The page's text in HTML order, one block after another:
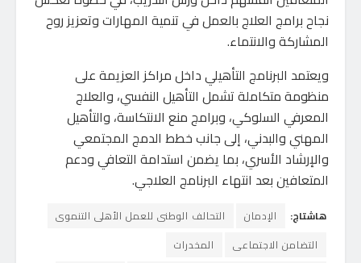
نجاح برامج العلاج بالعمل في تنمية المهارات وتعزيز روح
المشاركة والانتماء.
ويعتمد البرنامج التأهيلي داخل مراكز العزيمة على
منظومة متكاملة تشمل التأهيل النفسي، والعلاج
المعرفي السلوكي، وبرامج منع الانتكاسة، والتأهيل
المهني والبدني، إلى جانب خطط الدمج المجتمعي
والإرشاد الأسري، بما يضمن استدامة التعافي ودعم
المتعافين بعد انتهاء البرنامج العلاجي.
هاشتاج: الإدمان
التحالف الوطنى للعمل الأهلى التنموى
التضامن الاجتماعى
المخدرات